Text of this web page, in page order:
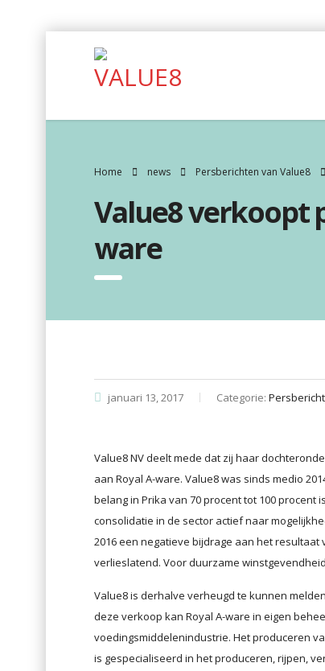
Home news Persberichten van Value8
Value8 verkoopt
ware
januari 13, 2017 Categorie:
Value8 NV deelt mede dat zij haar
aan Royal A-ware. Value8 was sinds medio
belang in Prika van 70 procent tot 100 procent
consolidatie in de sector actief naar
2016 een negatieve bijdrage aan het
verlieslatend. Voor duurzame
Value8 is derhalve verheugd te kunnen
deze verkoop kan Royal A-ware in eigen
voedingsmiddelenindustrie. Het produceren
is gespecialiseerd in het produceren, rijpen,